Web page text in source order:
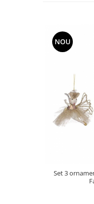
NOU
Set 3